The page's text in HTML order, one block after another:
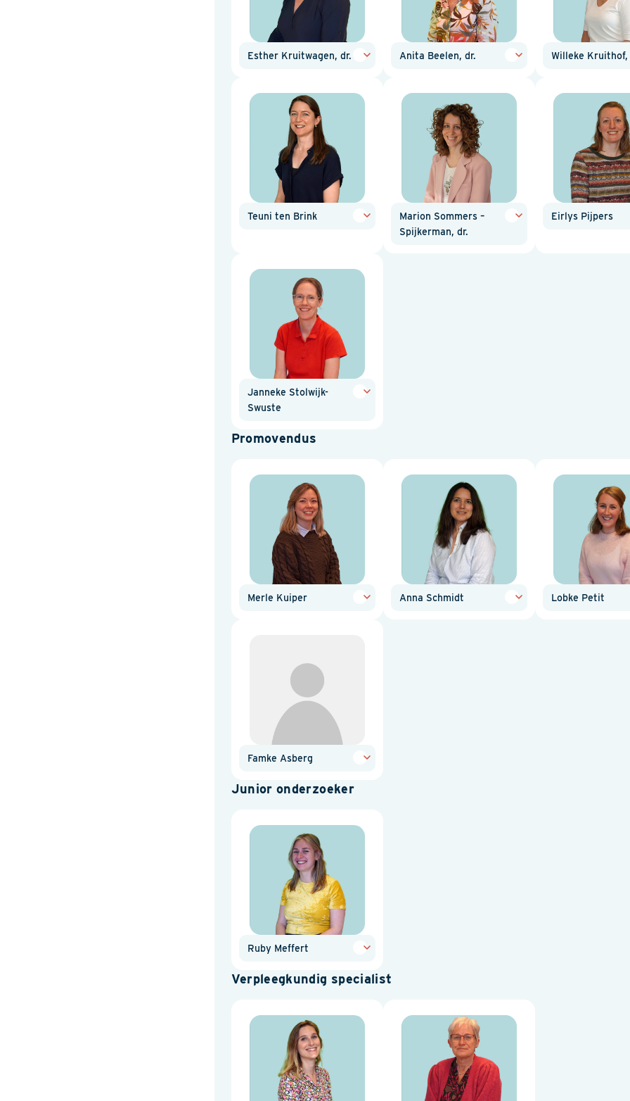
Esther Kruitwagen, dr. Anita Beelen, dr. Willeke Kruithof,
Teuni ten Brink
Marion Sommers –
Spijkerman, dr.
Eirlys Pijpers
Janneke Stolwijk-
Swuste
Promovendus
Merle Kuiper Anna Schmidt Lobke Petit
Famke Asberg
Junior onderzoeker
Ruby Meffert
Verpleegkundig specialist